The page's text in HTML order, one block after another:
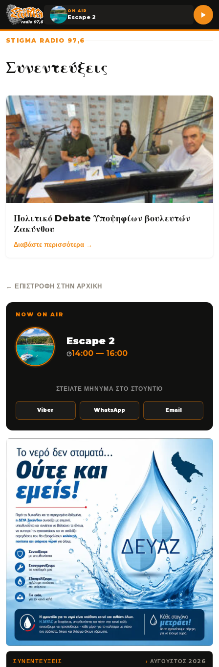
ON AIR
Escape 2
STIGMA RADIO 97,6
Συνεντεύξεις
Πολιτικό Debate Υποψηφίων βουλευτών
Ζακύνθου
Διαβάστε περισσότερα →
← ΕΠΙΣΤΡΟΦΉ ΣΤΗΝ ΑΡΧΙΚΉ
NOW ON AIR
Escape 2
◷14:00 — 16:00
ΣΤΕΙΛΤΕ ΜΗΝΥΜΑ ΣΤΟ ΣΤΟΥΝΤΙΟ
Viber WhatsApp Email
ΣΥΝΕΝΤΕΥΞΕΙΣ ΑΥΓΟΥΣΤΟΣ 2026